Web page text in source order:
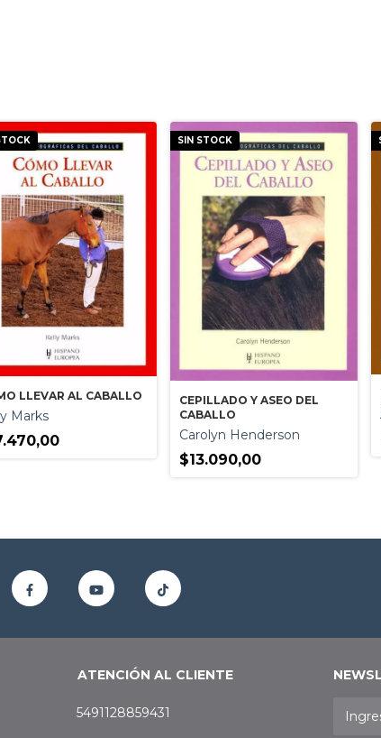
LLEVAR AL CABALLO
Marks
SIN STOCK
CEPILLADO Y ASEO DEL
CABALLO
Carolyn Henderson
$13.090,00
ATENCIÓN AL CLIENTE
5491128859431